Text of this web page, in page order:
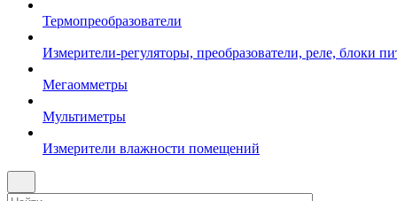
Термопреобразователи
Измерители-регуляторы, преобразователи, реле, блоки
Мегаомметры
Мультиметры
Измерители влажности помещений